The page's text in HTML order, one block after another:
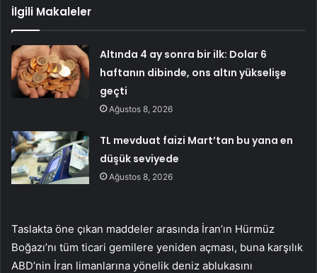
İlgili Makaleler
Altında 4 ay sonra bir ilk: Dolar 6
haftanın dibinde, ons altın yükselişe
geçti
Ağustos 8, 2026
TL mevduat faizi Mart’tan bu yana en
düşük seviyede
Ağustos 8, 2026
Taslakta öne çıkan maddeler arasında İran’ın Hürmüz
Boğazı’nı tüm ticari gemilere yeniden açması, buna karşılık
ABD’nin İran limanlarına yönelik deniz ablukasını